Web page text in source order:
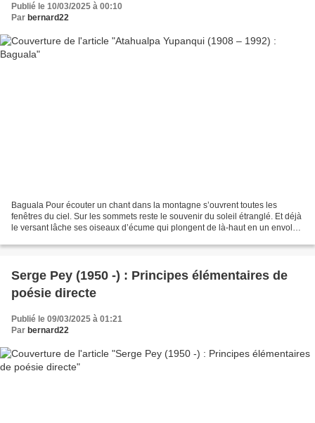
Publié le 10/03/2025 à 00:10
Par bernard22
Baguala Pour écouter un chant dans la montagne s’ouvrent toutes les
fenêtres du ciel. Sur les sommets reste le souvenir du soleil étranglé. Et déjà
le versant lâche ses oiseaux d’écume qui plongent de là-haut en un envol
Serge Pey (1950 -) : Principes élémentaires de
poésie directe
Publié le 09/03/2025 à 01:21
Par bernard22